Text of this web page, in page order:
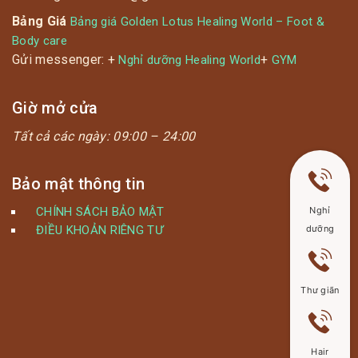
Bảng Giá Bảng giá Golden Lotus Healing World – Foot &
Body care
Gửi messenger: +Nghỉ dưỡng Healing World+ GYM
Giờ mở cửa
Tất cả các ngày: 09:00 – 24:00
Bảo mật thông tin
CHÍNH SÁCH BẢO MẬT
ĐIỀU KHOẢN RIÊNG TƯ
Nghỉ
dưỡng
Thư giãn
Hair